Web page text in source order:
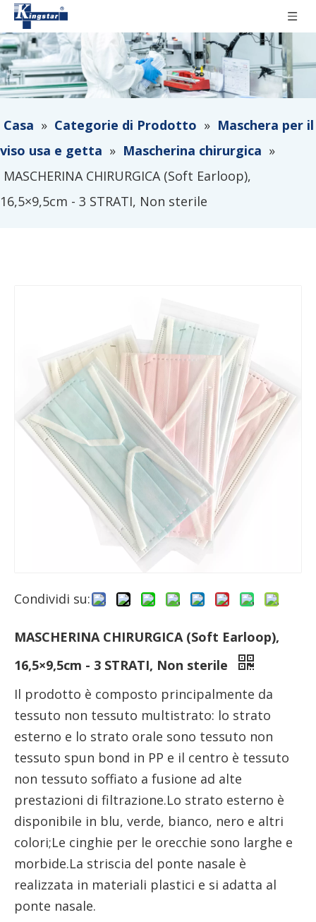
Casa » Categorie di Prodotto » Maschera per il
viso usa e getta » Mascherina chirurgica »
MASCHERINA CHIRURGICA (Soft Earloop),
16,5×9,5cm - 3 STRATI, Non sterile
Condividi su:
MASCHERINA CHIRURGICA (Soft Earloop),
16,5×9,5cm - 3 STRATI, Non sterile
Il prodotto è composto principalmente da
tessuto non tessuto multistrato: lo strato
esterno e lo strato orale sono tessuto non
tessuto spun bond in PP e il centro è tessuto
non tessuto soffiato a fusione ad alte
prestazioni di filtrazione.Lo strato esterno è
disponibile in blu, verde, bianco, nero e altri
colori;Le cinghie per le orecchie sono larghe e
morbide.La striscia del ponte nasale è
realizzata in materiali plastici e si adatta al
ponte nasale.